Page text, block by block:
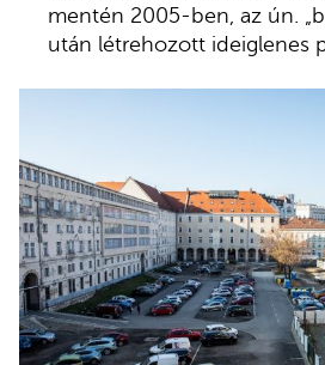
mentén 2005-ben, az ún.
után létrehozott ideiglenes